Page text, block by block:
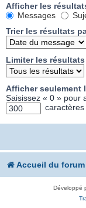
Afficher les
Messages
Trier les résultats
Limiter les
Afficher seulement
Saisissez « 0 » pour
Accueil du forum
Développé